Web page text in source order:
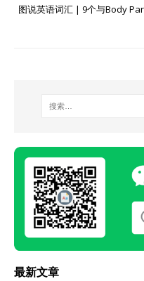
图说英语词汇 | 9个与Body
最新文章